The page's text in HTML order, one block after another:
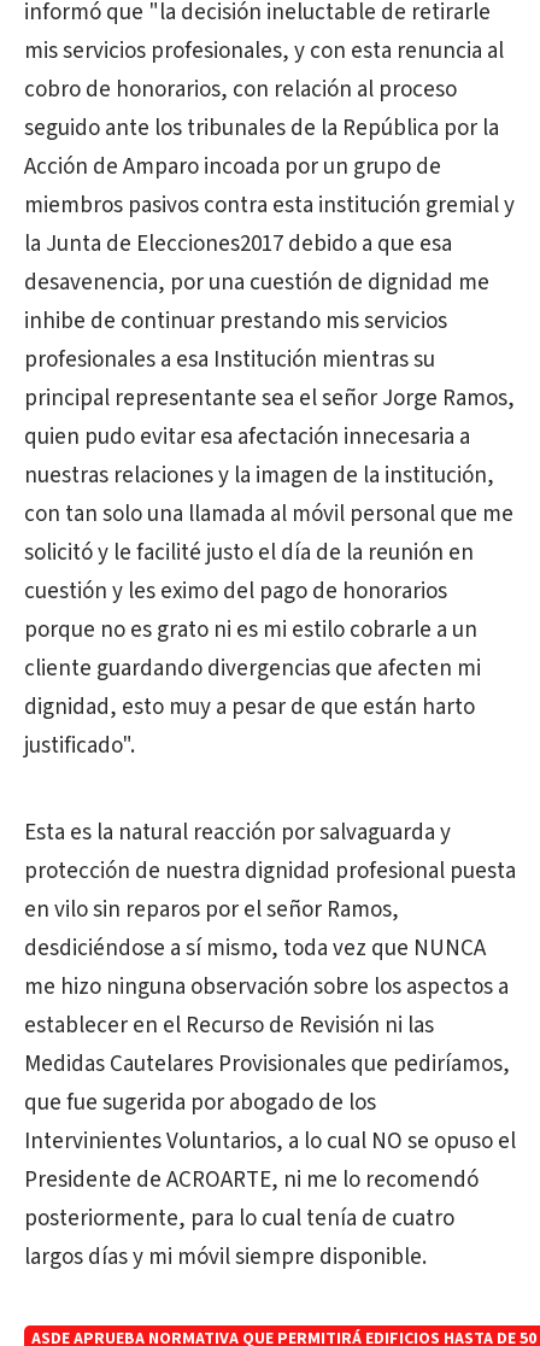
informó que "la decisión ineluctable de retirarle
mis servicios profesionales, y con esta renuncia al
cobro de honorarios, con relación al proceso
seguido ante los tribunales de la República por la
Acción de Amparo incoada por un grupo de
miembros pasivos contra esta institución gremial y
la Junta de Elecciones2017 debido a que esa
desavenencia, por una cuestión de dignidad me
inhibe de continuar prestando mis servicios
profesionales a esa Institución mientras su
principal representante sea el señor Jorge Ramos,
quien pudo evitar esa afectación innecesaria a
nuestras relaciones y la imagen de la institución,
con tan solo una llamada al móvil personal que me
solicitó y le facilité justo el día de la reunión en
cuestión y les eximo del pago de honorarios
porque no es grato ni es mi estilo cobrarle a un
cliente guardando divergencias que afecten mi
dignidad, esto muy a pesar de que están harto
justificado".
Esta es la natural reacción por salvaguarda y
protección de nuestra dignidad profesional puesta
en vilo sin reparos por el señor Ramos,
desdiciéndose a sí mismo, toda vez que NUNCA
me hizo ninguna observación sobre los aspectos a
establecer en el Recurso de Revisión ni las
Medidas Cautelares Provisionales que pediríamos,
que fue sugerida por abogado de los
Intervinientes Voluntarios, a lo cual NO se opuso el
Presidente de ACROARTE, ni me lo recomendó
posteriormente, para lo cual tenía de cuatro
largos días y mi móvil siempre disponible.
ASDE APRUEBA NORMATIVA QUE PERMITIRÁ EDIFICIOS HASTA DE 50